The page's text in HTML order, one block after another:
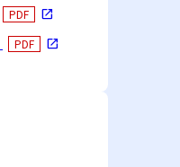
PDF open_in_new
PDF open_in_new